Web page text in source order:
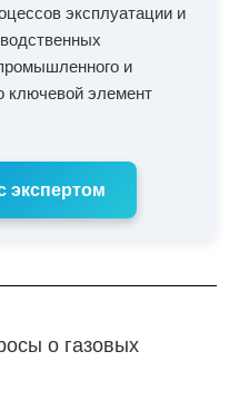
эксплуатации и
и
ключевой элемент
экспертом
о газовых